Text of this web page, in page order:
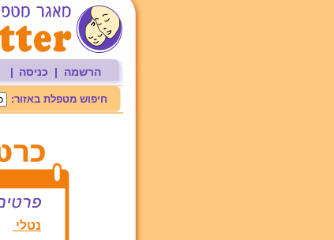
הרשמה | כניסה |
חיפוש מטפלת באזור:
נטלי